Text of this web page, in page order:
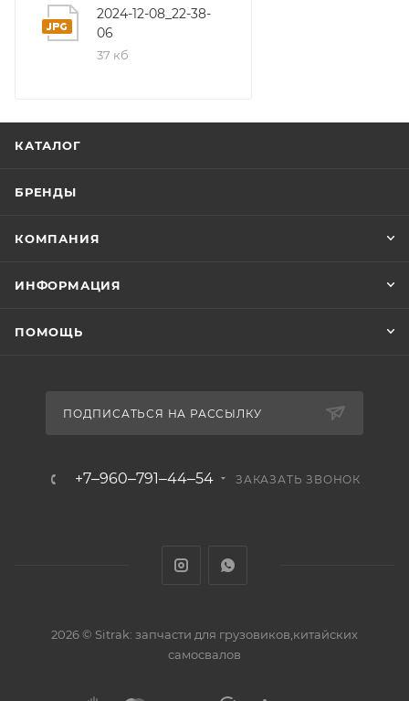
2024-12-08_22-38-
06
37 кб
КАТАЛОГ
БРЕНДЫ
КОМПАНИЯ
ИНФОРМАЦИЯ
ПОМОЩЬ
ПОДПИСАТЬСЯ НА РАССЫЛКУ
+7‒960‒791‒44‒54 ЗАКАЗАТЬ ЗВОНОК
2026 © Sitrak: запчасти для грузовиков,китайских
самосвалов